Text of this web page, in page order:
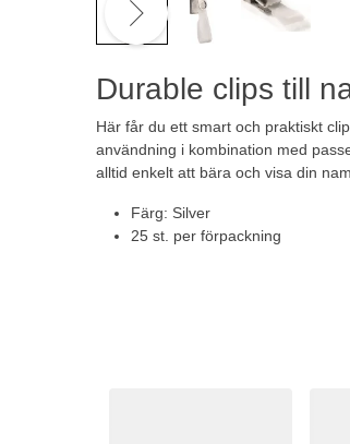
Durable clips till
Här får du ett smart och praktiskt
användning i kombination med
alltid enkelt att bära och visa din
Färg: Silver
25 st. per förpackning